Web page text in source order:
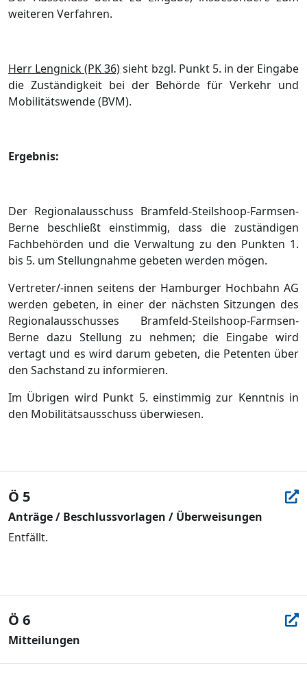
weiteren Verfahren.
Herr Lengnick(PK36)sieht bzgl. Punkt 5. in der Eingabe
die Zuständigkeit bei der Behörde für Verkehr und
Mobilitätswende (BVM).
Ergebnis:
Der Regionalausschuss Bramfeld-Steilshoop-Farmsen-
Berne beschließt einstimmig, dass die zuständigen
Fachbehörden und die Verwaltung zu den Punkten 1.
bis 5. um Stellungnahme gebeten werden mögen.
Vertreter/-innen seitens der Hamburger Hochbahn AG
werden gebeten, in einer der nächsten Sitzungen des
Regionalausschusses Bramfeld-Steilshoop-Farmsen-
Berne dazu Stellung zu nehmen; die Eingabe wird
vertagt und es wird darum gebeten, die Petenten über
den Sachstand zu informieren.
Im Übrigen wird Punkt 5. einstimmigzur Kenntnis in
den Mobilitätsausschuss überwiesen.
Ö 5
Anträge / Beschlussvorlagen / Überweisungen
Entfällt.
Ö 6
Mitteilungen